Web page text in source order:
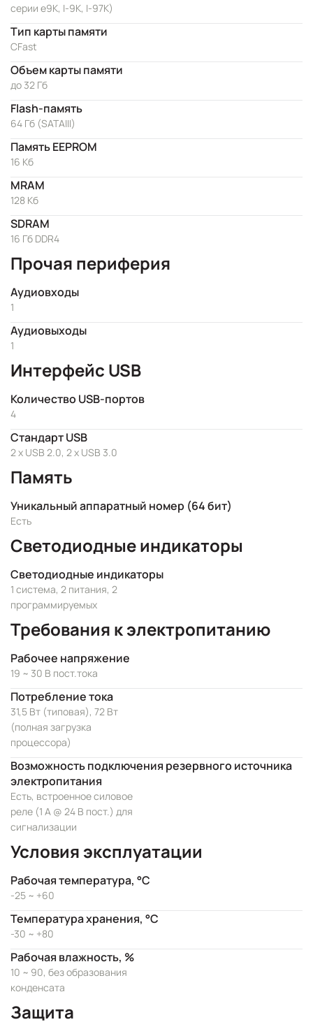
серии e9K, I-9K, I-97K)
Тип карты памяти
CFast
Объем карты памяти
до 32 Гб
Flash-память
64 Гб (SATAIII)
Память EEPROM
16 Кб
MRAM
128 Кб
SDRAM
16 Гб DDR4
Прочая периферия
Аудиовходы
1
Аудиовыходы
1
Интерфейс USB
Количество USB-портов
4
Стандарт USB
2 x USB 2.0, 2 x USB 3.0
Память
Уникальный аппаратный номер (64 бит)
Есть
Светодиодные индикаторы
Светодиодные индикаторы
1 система, 2 питания, 2
программируемых
Требования к электропитанию
Рабочее напряжение
19 ~ 30 В пост.тока
Потребление тока
31,5 Вт (типовая), 72 Вт
(полная загрузка
процессора)
Возможность подключения резервного источника
электропитания
Есть, встроенное силовое
реле (1 А @ 24 В пост.) для
сигнализации
Условия эксплуатации
Рабочая температура, °C
-25 ~ +60
Температура хранения, °C
-30 ~ +80
Рабочая влажность, %
10 ~ 90, без образования
конденсата
Защита